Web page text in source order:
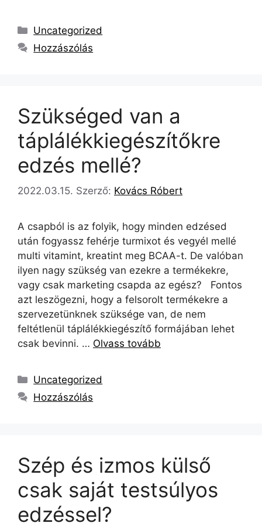
Uncategorized
Hozzászólás
Szükséged van a
táplálékkiegészítőkre
edzés mellé?
2022.03.15. Szerző: Kovács Róbert
A csapból is az folyik, hogy minden edzésed
után fogyassz fehérje turmixot és vegyél mellé
multi vitamint, kreatint meg BCAA-t. De valóban
ilyen nagy szükség van ezekre a termékekre,
vagy csak marketing csapda az egész? Fontos
azt leszögezni, hogy a felsorolt termékekre a
szervezetünknek szüksége van, de nem
feltétlenül táplálékkiegészítő formájában lehet
csak bevinni. … Olvass tovább
Uncategorized
Hozzászólás
Szép és izmos külső
csak saját testsúlyos
edzéssel?